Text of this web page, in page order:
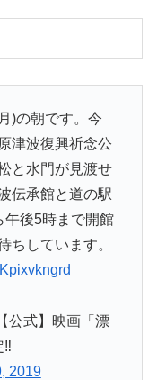
)の朝です。今
津波復興祈念公
と水門が見渡せ
伝承館と道の駅
午後5時まで開館
ちしています。
公式】映画「漂
‼
2019